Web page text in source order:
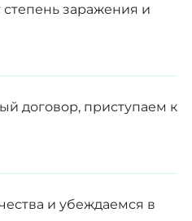
заражения и
договор, приступаем к
и убеждаемся в